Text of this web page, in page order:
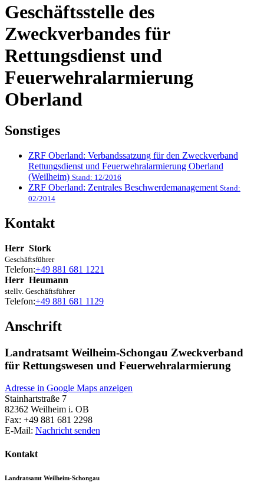
Geschäftsstelle des
Zweckverbandes für
Rettungsdienst und
Feuerwehralarmierung
Oberland
Sonstiges
ZRF Oberland: Verbandssatzung für den Zweckverband
Rettungsdienst und Feuerwehralarmierung Oberland
(Weilheim) Stand: 12/2016
ZRF Oberland: Zentrales Beschwerdemanagement Stand:
02/2014
Kontakt
Herr Stork
Geschäftsführer
Telefon:+49 881 681 1221
Herr Heumann
stellv. Geschäftsführer
Telefon:+49 881 681 1129
Anschrift
Landratsamt Weilheim-Schongau Zweckverband
für Rettungswesen und Feuerwehralarmierung
Adresse in Google Maps anzeigen
Stainhartstraße 7
82362 Weilheim i. OB
Fax: +49 881 681 2298
E-Mail: Nachricht senden
Kontakt
Landratsamt Weilheim-Schongau